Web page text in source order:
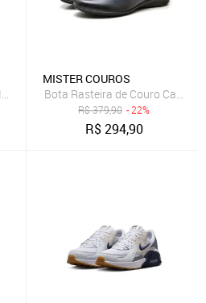
MISTER COUROS
Bota Rasteira de Couro Cano
R$379,90 - 22%
R$294,90